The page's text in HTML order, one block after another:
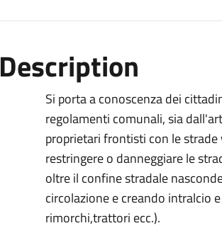
Description
Si porta a conoscenza dei
regolamenti comunali, sia
proprietari frontisti con le
restringere o danneggiare le
oltre il confine stradale
circolazione e creando intralcio
rimorchi,trattori ecc.).